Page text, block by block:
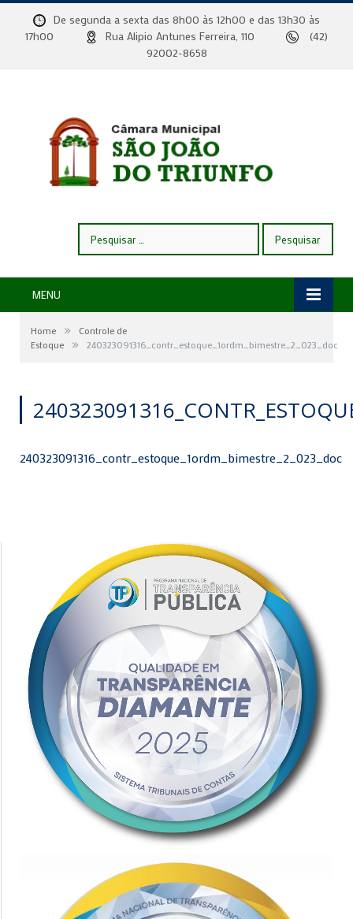
De segunda a sexta das 8h00 às 12h00 e das 13h30 às
17h00
Rua Alipio Antunes Ferreira, 110
(42)
92002-8658
por:
MENU
Home »
Controle de
Estoque
» 240323091316_contr_estoque_1ordm_bimestre_2_023_doc
240323091316_contr_estoque_1ordm_bimestre_2_023_doc